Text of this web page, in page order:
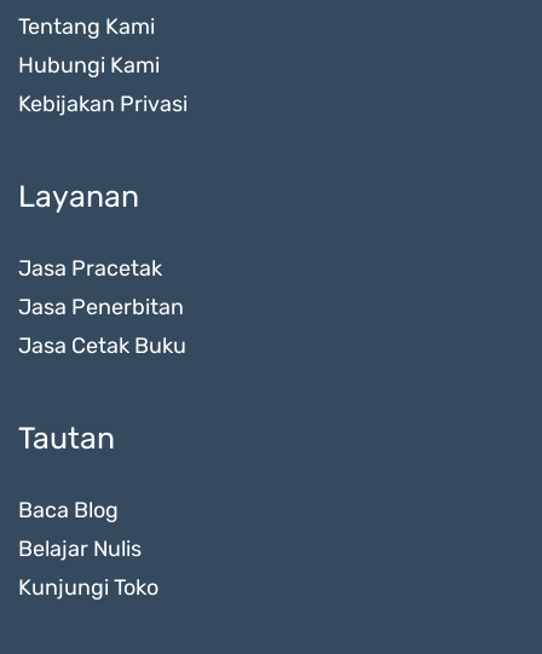
Tentang Kami
Hubungi Kami
Kebijakan Privasi
Layanan
Jasa Pracetak
Jasa Penerbitan
Jasa Cetak Buku
Tautan
Baca Blog
Belajar Nulis
Kunjungi Toko